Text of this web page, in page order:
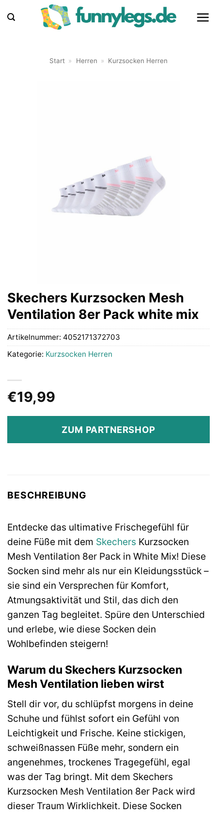
Inhalt
Start » Herren » Kurzsocken Herren
Skechers Kurzsocken Mesh
Ventilation 8er Pack white mix
€19,99
ZUM PARTNERSHOP
Artikelnummer: 4052171372703
Kategorie: Kurzsocken Herren
BESCHREIBUNG
Entdecke das ultimative Frischegefühl für
deine Füße mit dem Skechers Kurzsocken
Mesh Ventilation 8er Pack in White Mix! Diese
Socken sind mehr als nur ein Kleidungsstück –
sie sind ein Versprechen für Komfort,
Atmungsaktivität und Stil, das dich den
ganzen Tag begleitet. Spüre den Unterschied
und erlebe, wie diese Socken dein
Wohlbefinden steigern!
Warum du Skechers Kurzsocken
Mesh Ventilation lieben wirst
Stell dir vor, du schlüpfst morgens in deine
Schuhe und fühlst sofort ein Gefühl von
Leichtigkeit und Frische. Keine stickigen,
schweißnassen Füße mehr, sondern ein
angenehmes, trockenes Tragegefühl, egal
was der Tag bringt. Mit dem Skechers
Kurzsocken Mesh Ventilation 8er Pack wird
dieser Traum Wirklichkeit. Diese Socken